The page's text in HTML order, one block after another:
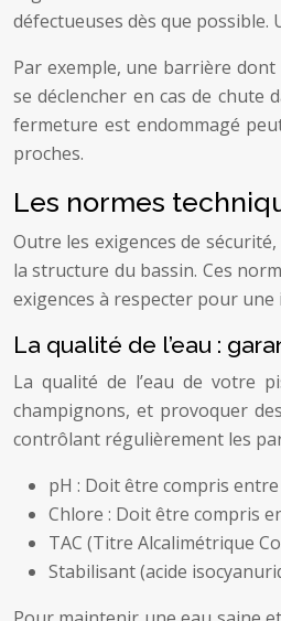
défectueuses dès que
Par exemple, une barrière
se déclencher en cas de chute
fermeture est endommagé
proches.
Les normes
Outre les exigences de
la structure du bassin. Ces
exigences à respecter pour
La qualité de l’eau :
La qualité de l’eau de votre
champignons, et provoquer
contrôlant régulièrement les
pH : Doit être compris entre
Chlore : Doit être compris
TAC (Titre Alcalimétrique
Stabilisant (acide